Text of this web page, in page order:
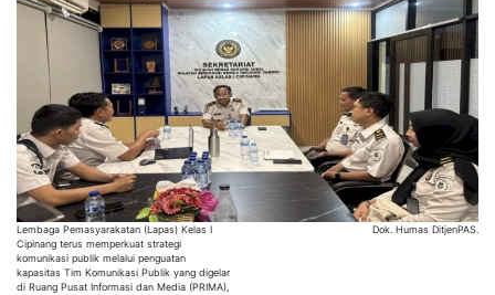
Lembaga Pemasyarakatan (Lapas) Kelas I
Cipinang terus memperkuat strategi
komunikasi publik melalui penguatan
kapasitas Tim Komunikasi Publik yang digelar
di Ruang Pusat Informasi dan Media (PRIMA),
Dok. Humas DitjenPAS.